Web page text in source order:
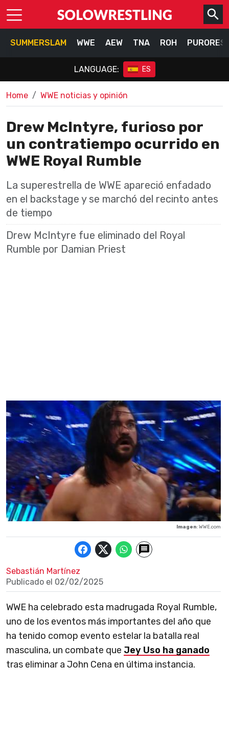
SUMMERSLAM WWE AEW TNA ROH
LANGUAGE: ES
Home WWE noticias y opinión
Drew McIntyre, furioso por
un contratiempo ocurrido en
WWE Royal Rumble
La superestrella de WWE apareció enfadado
en el backstage y se marchó del recinto antes
de tiempo
Drew McIntyre fue eliminado del Royal
Rumble por Damian Priest
Imagen: WWE.com
Sebastián Martínez
Publicado el 02/02/2025
WWE ha celebrado esta madrugada Royal Rumble,
uno de los eventos más importantes del año que
ha tenido comop evento estelar la batalla real
masculina, un combate que Jey Uso ha ganado
tras eliminar a John Cena en última instancia.